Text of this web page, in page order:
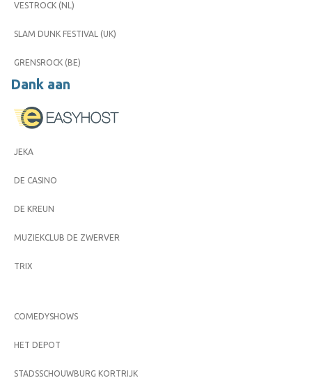
VESTROCK (NL)
SLAM DUNK FESTIVAL (UK)
GRENSROCK (BE)
Dank aan
JEKA
DE CASINO
DE KREUN
MUZIEKCLUB DE ZWERVER
TRIX
COMEDYSHOWS
HET DEPOT
STADSSCHOUWBURG KORTRIJK